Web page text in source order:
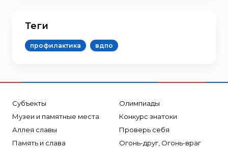
Теги
профилактика вдпо
Субъекты
Музеи и памятные места
Аллея славы
Память и слава
Олимпиады
Конкурс знатоки
Проверь себя
Огонь-друг, Огонь-враг